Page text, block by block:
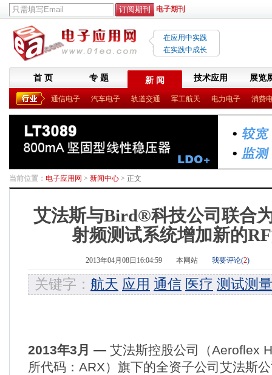
电子期刊
在应用中实践
在实践中成长
首 页 专 题 新 闻 技术应用 展览
通信电子 汽车电子 轨道交通 军工航天 电力电子 消费
当前位置： 电子应用网 > 新闻中心 > 正文
艾法斯与Bird®科技公司联合
射频测试系统增加新的
2013年04月08日16:04:59 本网站 我要评论(2)
关键字： 航天 应用 通信 医疗 测试测量
2013年3月 — 艾法斯控股公司 （Aeroflex
所代码 ： ARX） 旗下的全资子公司艾法斯